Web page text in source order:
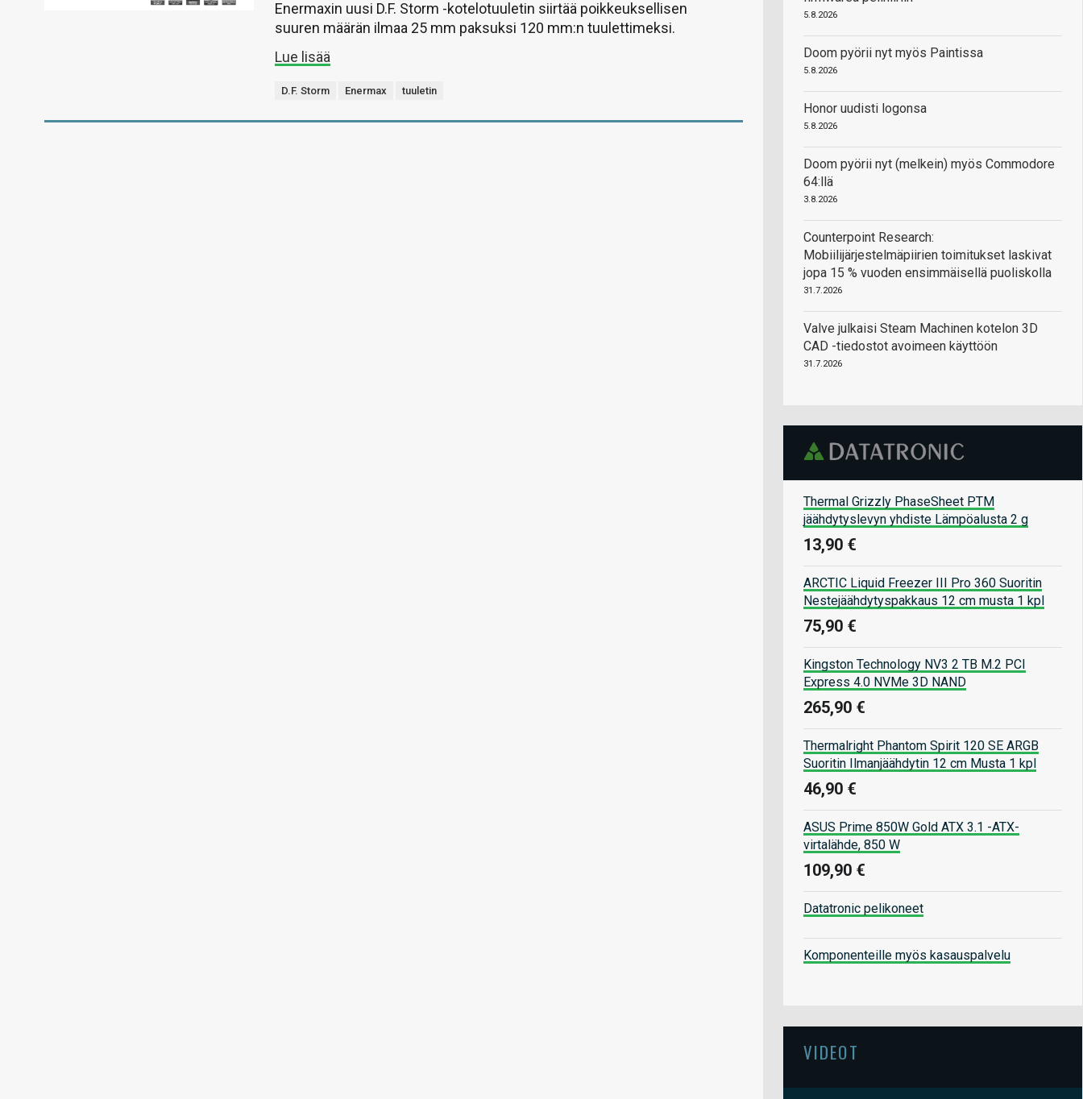
Enermaxin uusi D.F. Storm -kotelotuuletin siirtää poikkeuksellisen
suuren määrän ilmaa 25 mm paksuksi 120 mm:n tuulettimeksi.
Lue lisää
D.F. Storm Enermax tuuletin
5.8.2026
Doom pyörii nyt myös Paintissa
5.8.2026
Honor uudisti logonsa
5.8.2026
Doom pyörii nyt (melkein) myös Commodore
64:llä
3.8.2026
Counterpoint Research:
Mobiilijärjestelmäpiirien toimitukset laskivat
jopa 15 % vuoden ensimmäisellä puoliskolla
31.7.2026
Valve julkaisi Steam Machinen kotelon 3D
CAD -tiedostot avoimeen käyttöön
31.7.2026
Thermal Grizzly PhaseSheet PTM
jäähdytyslevyn yhdiste Lämpöalusta 2 g
13,90 €
ARCTIC Liquid Freezer III Pro 360 Suoritin
Nestejäähdytyspakkaus 12 cm musta 1 kpl
75,90 €
Kingston Technology NV3 2 TB M.2 PCI
Express 4.0 NVMe 3D NAND
265,90 €
Thermalright Phantom Spirit 120 SE ARGB
Suoritin Ilmanjäähdytin 12 cm Musta 1 kpl
46,90 €
ASUS Prime 850W Gold ATX 3.1 -ATX-
virtalähde, 850 W
109,90 €
Datatronic pelikoneet
Komponenteille myös kasauspalvelu
VIDEOT